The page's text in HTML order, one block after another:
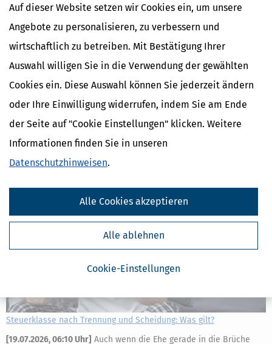
Auf dieser Website setzen wir Cookies ein, um unsere
Angebote zu personalisieren, zu verbessern und
wirtschaftlich zu betreiben. Mit Bestätigung Ihrer
Auswahl willigen Sie in die Verwendung der gewählten
Cookies ein. Diese Auswahl können Sie jederzeit ändern
oder Ihre Einwilligung widerrufen, indem Sie am Ende
der Seite auf "Cookie Einstellungen" klicken. Weitere
Informationen finden Sie in unseren
Datenschutzhinweisen.
Cookie-Einstellungen
Alle ablehnen
Alle Cookies akzeptieren
Frühstart-Rente: Staatliches Vorsorgedepot für Kinder
23.07.2026, 06:37 Uhr
Mit der Frühstartrente plant die
Bundesregierung ein kapitalgedecktes Vorsorgeinstrument für
Kinder und Jugendliche in Deutschland. Ziel des Konzepts ist es,
frühzeitig Kapital für die private Altersvorsorge aufzubauen und
möglichst alle anspruchsberechtigten
mehr
Steuerklasse nach Trennung und Scheidung: Was gilt?
[19.07.2026, 06:10 Uhr] Auch wenn die Ehe gerade in die Brüche